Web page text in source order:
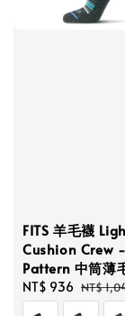
FITS 羊毛襪
Cushion Crew
Pattern 中筒薄
Sale
price
NT$ 936
price
NT$